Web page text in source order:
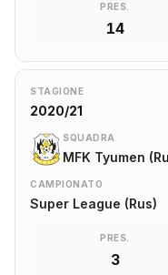
PRES.
14
STAGIONE
2020/21
SQUADRA
MFK Tyumen
CAMPIONATO
Super League (Rus)
PRES.
3